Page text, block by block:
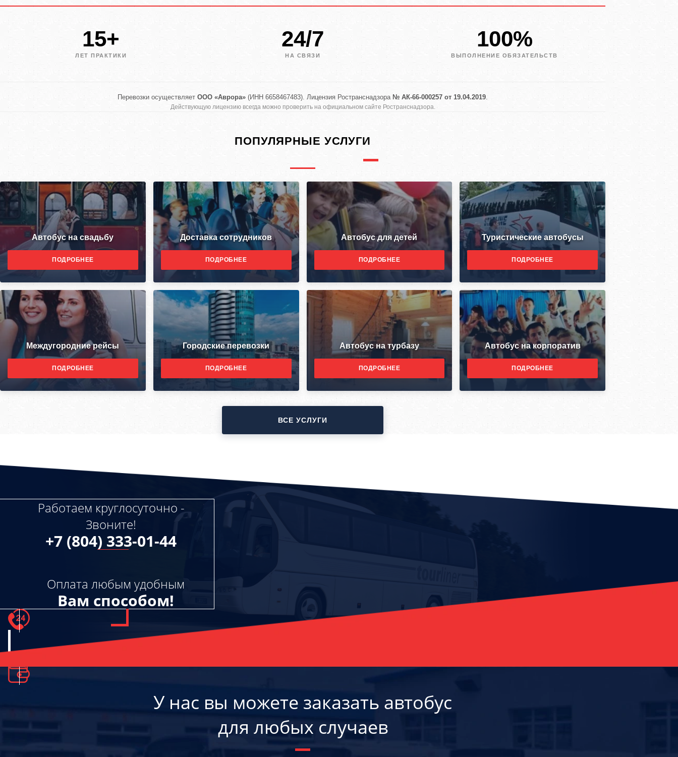
15+
ЛЕТ ПРАКТИКИ
24/7
НА СВЯЗИ
100%
ВЫПОЛНЕНИЕ ОБЯЗАТЕЛЬСТВ
Перевозки осуществляет ООО «Аврора» (ИНН 6658467483). Лицензия Ространснадзора № АК-66-000257 от 19.04.2019.
Действующую лицензию всегда можно проверить на официальном сайте Ространснадзора.
ПОПУЛЯРНЫЕ УСЛУГИ
Автобус на свадьбу
ПОДРОБНЕЕ
Доставка сотрудников
ПОДРОБНЕЕ
Автобус для детей
ПОДРОБНЕЕ
Туристические автобусы
ПОДРОБНЕЕ
Междугородние рейсы
ПОДРОБНЕЕ
Городские перевозки
ПОДРОБНЕЕ
Автобус на турбазу
ПОДРОБНЕЕ
Автобус на корпоратив
ПОДРОБНЕЕ
ВСЕ УСЛУГИ
Работаем круглосуточно -
Звоните!
+7 (804) 333-01-44
Оплата любым удобным
Вам способом!
У нас вы можете заказать автобус
для любых случаев